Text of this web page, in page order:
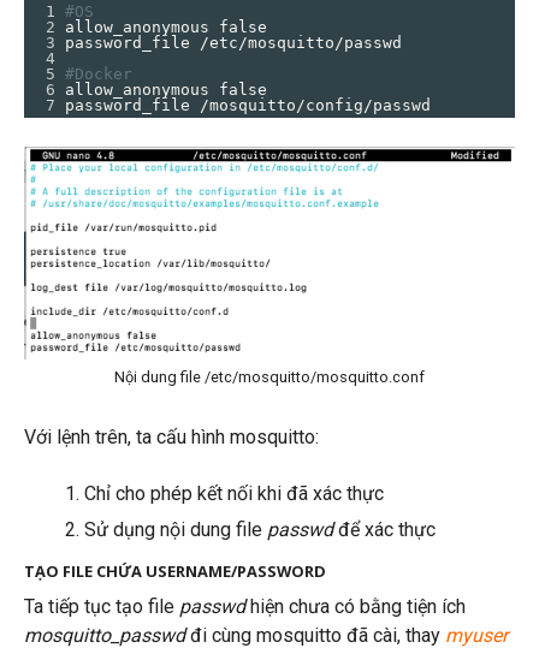
1
#OS
2
allow_anonymous false
3
password_file /etc/mosquitto/passwd
4
5 #Docker
6
allow_anonymous false
7
password_file /mosquitto/config/passwd
Nội dung file /etc/mosquitto/mosquitto.conf
Với lệnh trên, ta cấu hình mosquitto:
Chỉ cho phép kết nối khi đã xác thực
Sử dụng nội dung file passwdđể xác thực
TẠO FILE CHỨA USERNAME/PASSWORD
Ta tiếp tục tạo file passwdhiện chưa có bằng tiện ích
mosquitto_passwdđi cùng mosquitto đã cài, thay myuser